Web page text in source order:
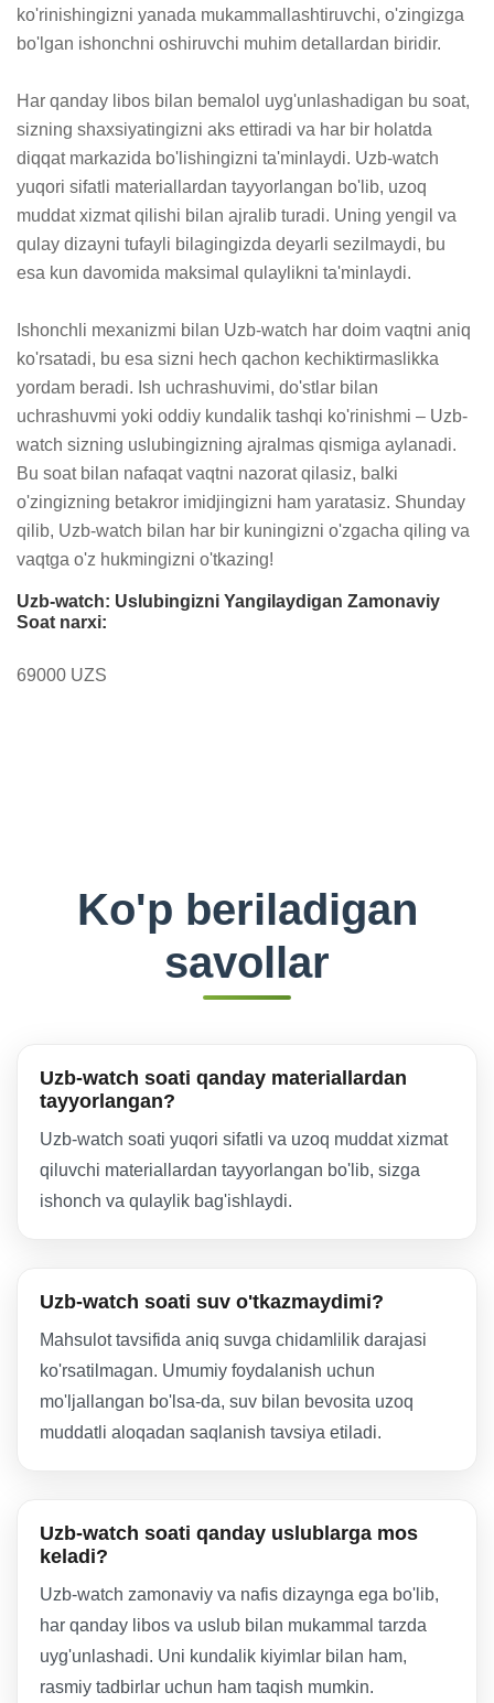
ko'rinishingizni yanada mukammallashtiruvchi, o'zingizga
bo'lgan ishonchni oshiruvchi muhim detallardan biridir.
Har qanday libos bilan bemalol uyg'unlashadigan bu soat,
sizning shaxsiyatingizni aks ettiradi va har bir holatda
diqqat markazida bo'lishingizni ta'minlaydi. Uzb-watch
yuqori sifatli materiallardan tayyorlangan bo'lib, uzoq
muddat xizmat qilishi bilan ajralib turadi. Uning yengil va
qulay dizayni tufayli bilagingizda deyarli sezilmaydi, bu
esa kun davomida maksimal qulaylikni ta'minlaydi.
Ishonchli mexanizmi bilan Uzb-watch har doim vaqtni aniq
ko'rsatadi, bu esa sizni hech qachon kechiktirmaslikka
yordam beradi. Ish uchrashuvimi, do'stlar bilan
uchrashuvmi yoki oddiy kundalik tashqi ko'rinishmi – Uzb-
watch sizning uslubingizning ajralmas qismiga aylanadi.
Bu soat bilan nafaqat vaqtni nazorat qilasiz, balki
o'zingizning betakror imidjingizni ham yaratasiz. Shunday
qilib, Uzb-watch bilan har bir kuningizni o'zgacha qiling va
vaqtga o'z hukmingizni o'tkazing!
Uzb-watch: Uslubingizni Yangilaydigan Zamonaviy
Soat narxi:
69000 UZS
Ko'p beriladigan
savollar
Uzb-watch soati qanday materiallardan
tayyorlangan?
Uzb-watch soati yuqori sifatli va uzoq muddat xizmat
qiluvchi materiallardan tayyorlangan bo'lib, sizga
ishonch va qulaylik bag'ishlaydi.
Uzb-watch soati suv o'tkazmaydimi?
Mahsulot tavsifida aniq suvga chidamlilik darajasi
ko'rsatilmagan. Umumiy foydalanish uchun
mo'ljallangan bo'lsa-da, suv bilan bevosita uzoq
muddatli aloqadan saqlanish tavsiya etiladi.
Uzb-watch soati qanday uslublarga mos
keladi?
Uzb-watch zamonaviy va nafis dizaynga ega bo'lib,
har qanday libos va uslub bilan mukammal tarzda
uyg'unlashadi. Uni kundalik kiyimlar bilan ham,
rasmiy tadbirlar uchun ham taqish mumkin.